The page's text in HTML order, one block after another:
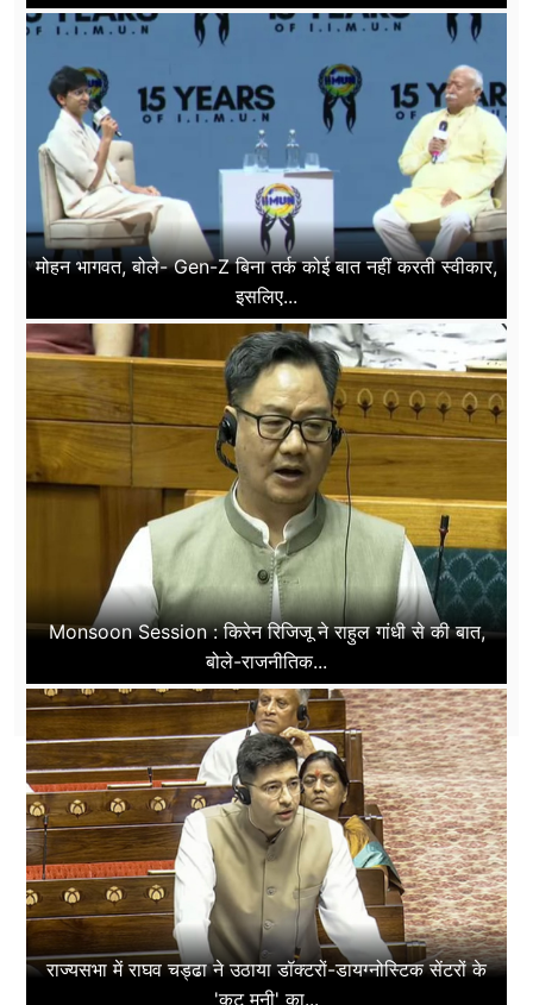
मोहन भागवत, बोले- Gen-Z बिना तर्क कोई बात नहीं करती स्वीकार,
इसलिए...
Monsoon Session : किरेन रिजिजू ने राहुल गांधी से की बात,
बोले-राजनीतिक...
राज्यसभा में राघव चड्ढा ने उठाया डॉक्टरों-डायग्नोस्टिक सेंटरों के
'कट मनी' का...